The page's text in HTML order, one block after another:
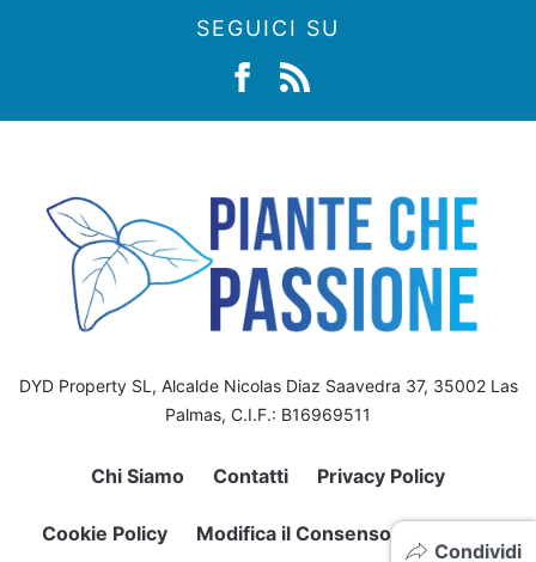
Condividi
SEGUICI SU
DYD Property SL, Alcalde Nicolas Diaz Saavedra 37, 35002 Las
Palmas, C.I.F.: B16969511
Chi Siamo Contatti Privacy Policy
Cookie Policy Modifica il Consenso sui Cookie